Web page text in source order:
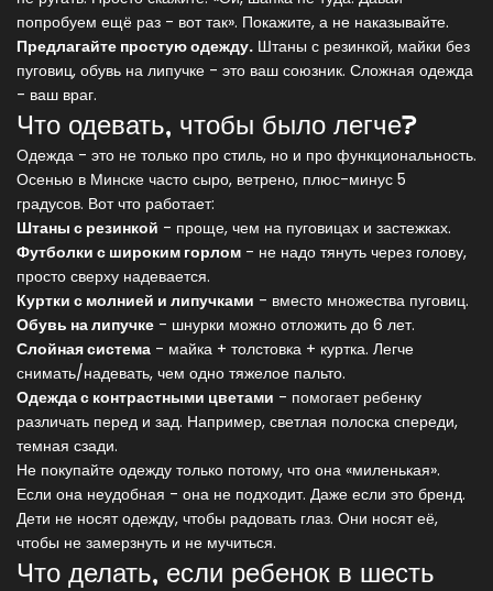
попробуем ещё раз - вот так». Покажите, а не наказывайте.
Предлагайте простую одежду. Штаны с резинкой, майки без
пуговиц, обувь на липучке - это ваш союзник. Сложная одежда
- ваш враг.
Что одевать, чтобы было легче?
Одежда - это не только про стиль, но и про функциональность.
Осенью в Минске часто сыро, ветрено, плюс-минус 5
градусов. Вот что работает:
Штаны с резинкой - проще, чем на пуговицах и застежках.
Футболки с широким горлом - не надо тянуть через голову,
просто сверху надевается.
Куртки с молнией и липучками - вместо множества пуговиц.
Обувь на липучке - шнурки можно отложить до 6 лет.
Слойная система - майка + толстовка + куртка. Легче
снимать/надевать, чем одно тяжелое пальто.
Одежда с контрастными цветами - помогает ребенку
различать перед и зад. Например, светлая полоска спереди,
темная сзади.
Не покупайте одежду только потому, что она «миленькая».
Если она неудобная - она не подходит. Даже если это бренд.
Дети не носят одежду, чтобы радовать глаз. Они носят её,
чтобы не замерзнуть и не мучиться.
Что делать, если ребенок в шесть